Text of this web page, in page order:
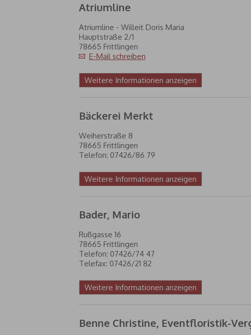
Atriumline
Atriumline - Willeit Doris Maria
Hauptstraße 2/1
78665 Frittlingen
E-Mail schreiben
Weitere Informationen anzeigen
Bäckerei Merkt
Weiherstraße 8
78665 Frittlingen
Telefon: 07426/86 79
Weitere Informationen anzeigen
Bader, Mario
Rußgasse 16
78665 Frittlingen
Telefon: 07426/74 47
Telefax: 07426/21 82
Weitere Informationen anzeigen
Benne Christine, Eventfloristik-